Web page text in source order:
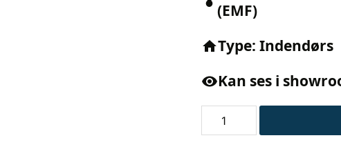
(EMF)
Type: Indendørs
Kan ses i
HIMALAYA